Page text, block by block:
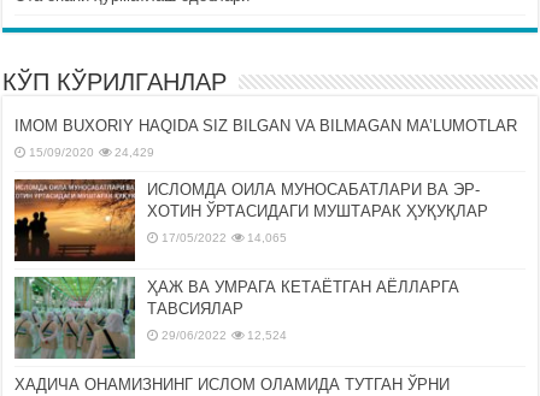
КЎП КЎРИЛГАНЛАР
IMOM BUXORIY HAQIDA SIZ BILGAN VA BILMAGAN MA’LUMOTLAR
15/09/2020 24,429
ИСЛОМДА ОИЛА МУНОСАБАТЛАРИ ВА ЭР-
ХОТИН ЎРТАСИДАГИ МУШТАРАК ҲУҚУҚЛАР
17/05/2022 14,065
ҲАЖ ВА УМРАГА КЕТАЁТГАН АЁЛЛАРГА
ТАВСИЯЛАР
29/06/2022 12,524
ХАДИЧА ОНАМИЗНИНГ ИСЛОМ ОЛАМИДА ТУТГАН ЎРНИ